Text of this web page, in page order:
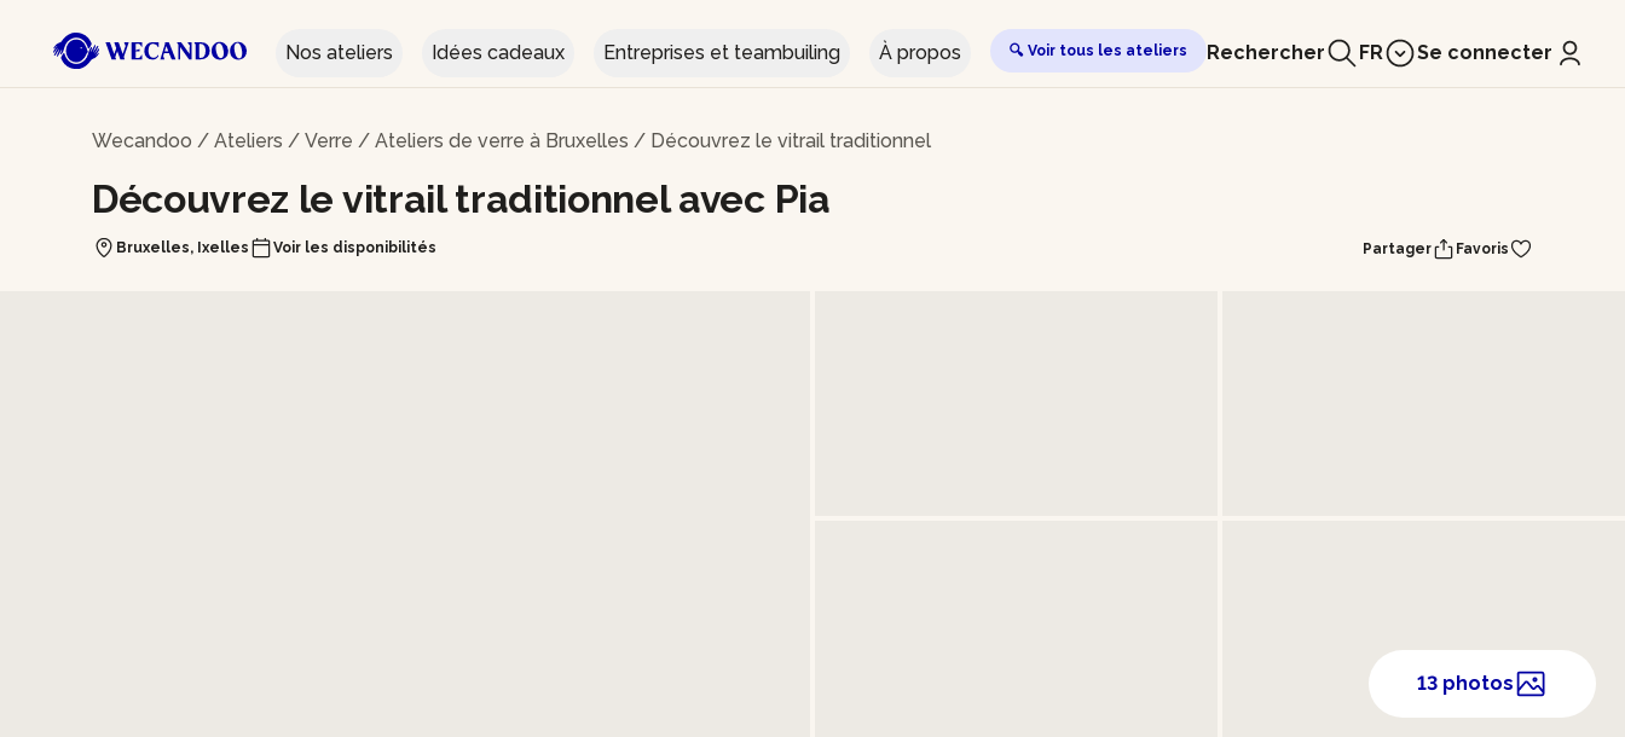
Nos ateliers Idées cadeaux Entreprises et teambuiling À propos 🔍 Voir tous les ateliers Rechercher FR Se connecter
Wecandoo / Ateliers / Verre / Ateliers de verre à Bruxelles / Découvrez le vitrail traditionnel
Découvrez le vitrail traditionnel avec Pia
Bruxelles, Ixelles Voir les disponibilités Partager Favoris
13 photos